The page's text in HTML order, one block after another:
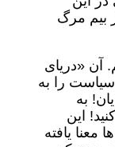
بیم مرگ
آن «دریای
سیاست را به
به
این
یافته